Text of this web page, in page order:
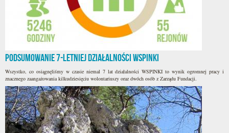
Podsumowanie 7-letniej działalności WSPINKI
Wszystko, co osiągnęliśmy w czasie niemal 7 lat działalności WSPINKI to wynik ogromnej pracy i
znacznego zaangażowania kilkudziesięciu wolontariuszy oraz dwóch osób z Zarządu Fundacji.